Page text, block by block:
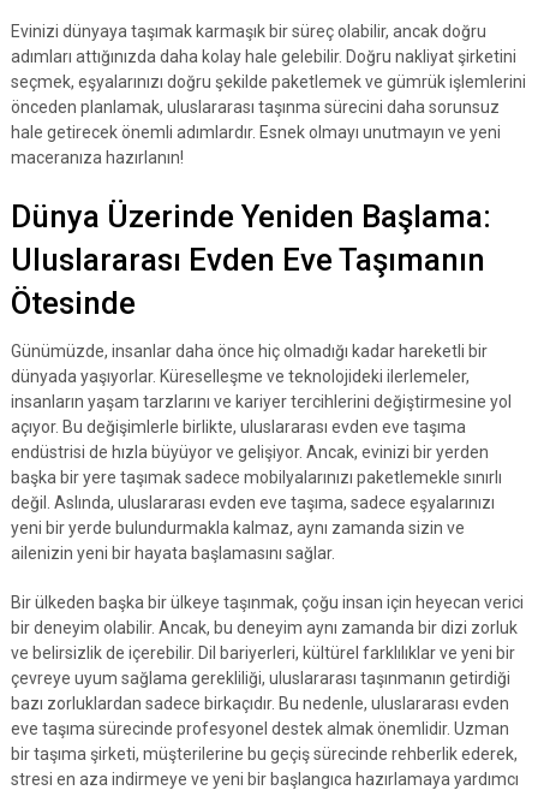
Evinizi dünyaya taşımak karmaşık bir süreç olabilir, ancak doğru
adımları attığınızda daha kolay hale gelebilir. Doğru nakliyat şirketini
seçmek, eşyalarınızı doğru şekilde paketlemek ve gümrük işlemlerini
önceden planlamak, uluslararası taşınma sürecini daha sorunsuz
hale getirecek önemli adımlardır. Esnek olmayı unutmayın ve yeni
maceranıza hazırlanın!
Dünya Üzerinde Yeniden Başlama:
Uluslararası Evden Eve Taşımanın
Ötesinde
Günümüzde, insanlar daha önce hiç olmadığı kadar hareketli bir
dünyada yaşıyorlar. Küreselleşme ve teknolojideki ilerlemeler,
insanların yaşam tarzlarını ve kariyer tercihlerini değiştirmesine yol
açıyor. Bu değişimlerle birlikte, uluslararası evden eve taşıma
endüstrisi de hızla büyüyor ve gelişiyor. Ancak, evinizi bir yerden
başka bir yere taşımak sadece mobilyalarınızı paketlemekle sınırlı
değil. Aslında, uluslararası evden eve taşıma, sadece eşyalarınızı
yeni bir yerde bulundurmakla kalmaz, aynı zamanda sizin ve
ailenizin yeni bir hayata başlamasını sağlar.
Bir ülkeden başka bir ülkeye taşınmak, çoğu insan için heyecan verici
bir deneyim olabilir. Ancak, bu deneyim aynı zamanda bir dizi zorluk
ve belirsizlik de içerebilir. Dil bariyerleri, kültürel farklılıklar ve yeni bir
çevreye uyum sağlama gerekliliği, uluslararası taşınmanın getirdiği
bazı zorluklardan sadece birkaçıdır. Bu nedenle, uluslararası evden
eve taşıma sürecinde profesyonel destek almak önemlidir. Uzman
bir taşıma şirketi, müşterilerine bu geçiş sürecinde rehberlik ederek,
stresi en aza indirmeye ve yeni bir başlangıca hazırlamaya yardımcı